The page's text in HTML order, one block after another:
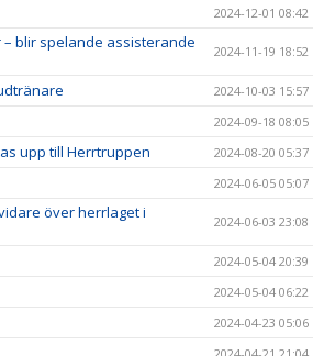
2024-12-01 08:42
blir spelande assisterande
2024-11-19 18:52
2024-10-03 15:57
2024-09-18 08:05
upp till Herrtruppen 2024-08-20 05:37
2024-06-05 05:07
över herrlaget i
2024-06-03 23:08
2024-05-04 20:39
2024-05-04 06:22
2024-04-23 05:06